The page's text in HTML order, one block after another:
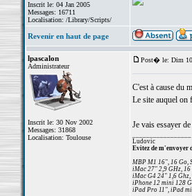
Inscrit le: 04 Jan 2005
Messages: 16711
Localisation: /Library/Scripts/
Revenir en haut de page
lpascalon
Administrateur
Inscrit le: 30 Nov 2002
Messages: 31868
Localisation: Toulouse
Post� le: Dim
C'est à cause du
Le site auquel on
Je vais essayer
Ludovic
Evitez de m'envoyer
MBP M1 16", 16 Go,
iMac 27" 2,9 GHz,
iMac G4 24" 1,6
iPhone 12 mini 128
iPad Pro 11", iPad